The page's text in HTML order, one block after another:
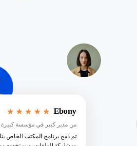
Ebony
من مدير كبير في مؤسسة كبيرة